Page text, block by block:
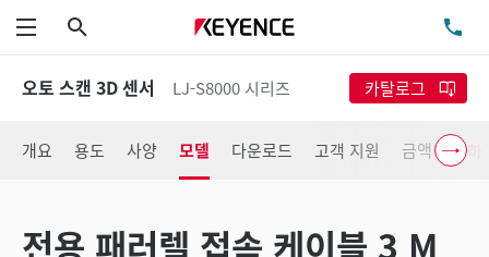
메뉴
오토 스캔 3D 센서 LJ-S8000 시리즈 카탈로그
개요 용도 사양 모델 다운로드 고객 지원 금액 확인하
전용 패러렐 접속 케이블 3 M